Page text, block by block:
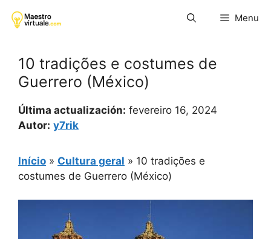
para
Menu
10 tradições e costumes de
Guerrero (México)
Última actualización: fevereiro 16, 2024
Autor: y7rik
Início » Cultura geral » 10 tradições e
costumes de Guerrero (México)